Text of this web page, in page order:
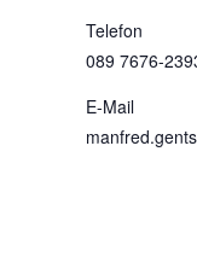
Telefon
089 7676-
E-Mail